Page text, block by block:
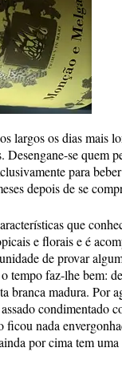
largos os dias mais
Desengane-se quem
para
depois de se
que
e florais e é
de provar
tempo faz-lhe bem:
branca madura. Por
condimentado
ficou nada
por cima tem